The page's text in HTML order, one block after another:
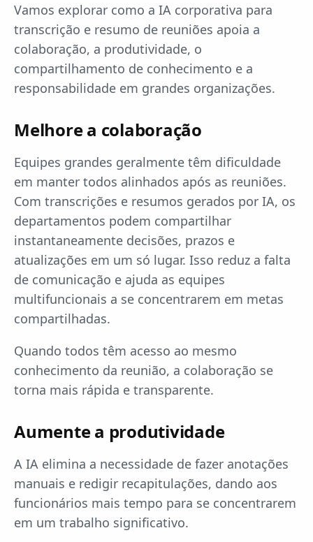
Vamos explorar como a IA corporativa para
transcrição e resumo de reuniões apoia a
colaboração, a produtividade, o
compartilhamento de conhecimento e a
responsabilidade em grandes organizações.
Melhore a colaboração
Equipes grandes geralmente têm dificuldade
em manter todos alinhados após as reuniões.
Com transcrições e resumos gerados por IA, os
departamentos podem compartilhar
instantaneamente decisões, prazos e
atualizações em um só lugar. Isso reduz a falta
de comunicação e ajuda as equipes
multifuncionais a se concentrarem em metas
compartilhadas.
Quando todos têm acesso ao mesmo
conhecimento da reunião, a colaboração se
torna mais rápida e transparente.
Aumente a produtividade
A IA elimina a necessidade de fazer anotações
manuais e redigir recapitulações, dando aos
funcionários mais tempo para se concentrarem
em um trabalho significativo.